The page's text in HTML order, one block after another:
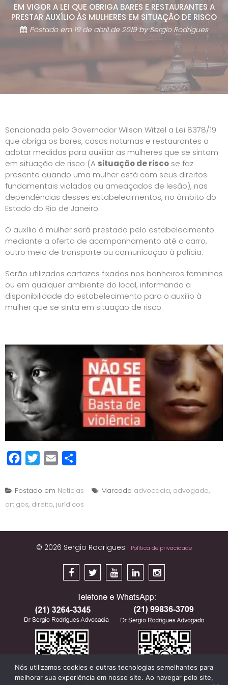
EM VIGOR A LEI QUE OBRIGA BARES E RESTAURANTES A
PRESTAR AUXÍLIO ÀS MULHERES EM SITUAÇÃO DE RISCO
Postado em 19 de abril de 2019bySergio Rodrigues
Sancionada pelo Governador Wilson Witzel a Lei 8378/19
que obriga os bares, casas noturnas e restaurantes a
adotar medidas para auxiliar as mulheres que se sintam
em situação de risco (A situação de risco se faz
presente quando uma mulher está com seus direitos
fundamentais violados ou ameaçados de lesão), nas
dependências desses estabelecimentos, no âmbito do
Estado do Rio de Janeiro.
O auxílio à mulher será prestado pelo estabelecimento
mediante a oferta de acompanhamento até o carro,
outro meio de transporte ou comunicação à polícia.
Serão utilizados cartazes fixados nos banheiros femininos
ou em qualquer ambiente do local, informando a
disponibilidade do estabelecimento para o auxílio à
mulher que se sinta em situação de risco.
FacebookTwitterEmail
Postado em Notícias Marcado advocacia, advogado,
artigos, direito, jurídicos
© 2026 Sergio Rodrigues | Política de privacidade
Nós utilizamos cookies e outras tecnologias semelhantes para
melhorar sua experiência em nosso site. Ao navegar pelo site,